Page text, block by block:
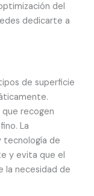
del
dedicarte a
de superficie
recogen
La
tecnología de
y evita que el
la necesidad de